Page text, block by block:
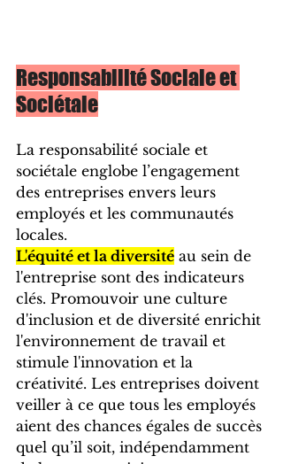
Responsabilité Sociale et
Sociétale
La responsabilité sociale et
sociétale englobe l’engagement
des entreprises envers leurs
employés et les communautés
locales.
L'équité et la diversité au sein de
l'entreprise sont des indicateurs
clés. Promouvoir une culture
d'inclusion et de diversité enrichit
l'environnement de travail et
stimule l'innovation et la
créativité. Les entreprises doivent
veiller à ce que tous les employés
aient des chances égales de succès
quel qu’il soit, indépendamment